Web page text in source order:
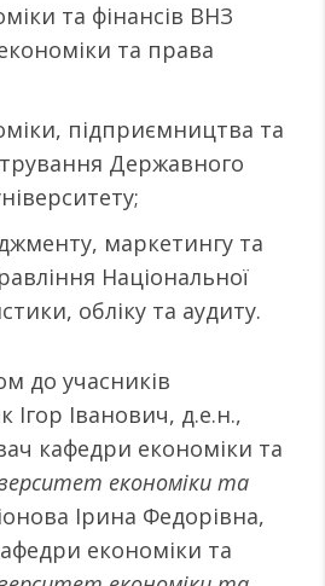
та фінансів ВНЗ
та права
підприємництва та
Державного
маркетингу та
Національної
обліку та аудиту.
до учасників
Ігор Іванович, д.е.н.,
кафедри економіки та
економіки та
Ірина Федорівна,
економіки та